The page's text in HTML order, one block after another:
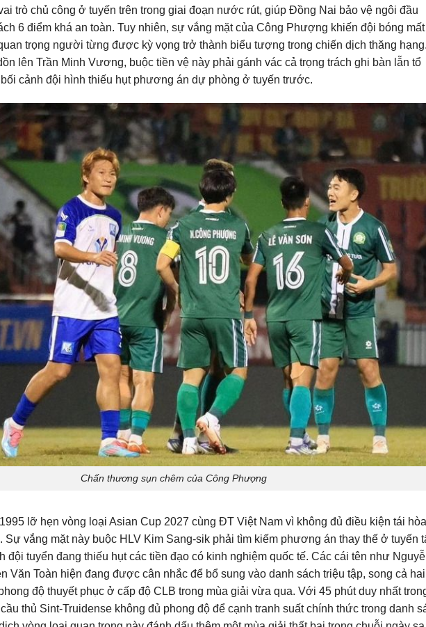
trò chủ công ở tuyến trên trong giai đoạn nước rút, giúp Đồng Nai bảo vệ ngôi đầu
6 điểm khá an toàn. Tuy nhiên, sự vắng mặt của Công Phượng khiến đội bóng
trọng người từng được kỳ vọng trở thành biểu tượng trong chiến dịch thăng
lên Trần Minh Vương, buộc tiền vệ này phải gánh vác cả trọng trách ghi bàn lẫn tổ
cảnh đội hình thiếu hụt phương án dự phòng ở tuyến trước.
Chấn thương sụn chêm của Công Phượng
lỡ hẹn vòng loại Asian Cup 2027 cùng ĐT Việt Nam vì không đủ điều kiện tái hòa
Sự vắng mặt này buộc HLV Kim Sang-sik phải tìm kiếm phương án thay thế ở tuyến
đội tuyển đang thiếu hụt các tiền đạo có kinh nghiệm quốc tế. Các cái tên như
Văn Toàn hiện đang được cân nhắc để bổ sung vào danh sách triệu tập, song cả hai
độ thuyết phục ở cấp độ CLB trong mùa giải vừa qua. Với 45 phút duy nhất
thủ Sint-Truidense không đủ phong độ để cạnh tranh suất chính thức trong danh